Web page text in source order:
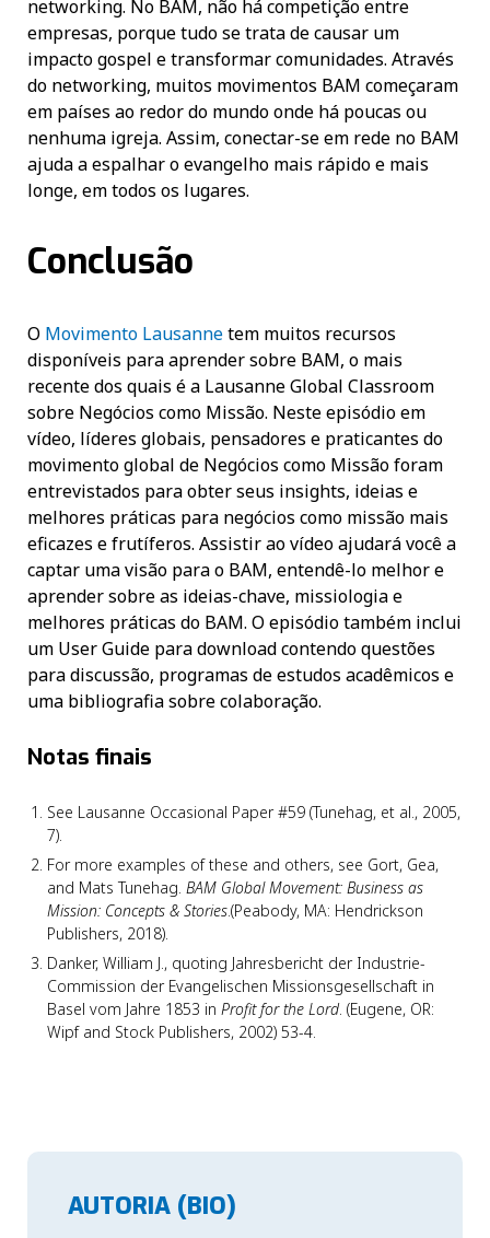
networking. No BAM, não há competição entre
empresas, porque tudo se trata de causar um
impacto gospel e transformar comunidades. Através
do networking, muitos movimentos BAM começaram
em países ao redor do mundo onde há poucas ou
nenhuma igreja. Assim, conectar-se em rede no BAM
ajuda a espalhar o evangelho mais rápido e mais
longe, em todos os lugares.
Conclusão
O Movimento Lausannetem muitos recursos
disponíveis para aprender sobre BAM, o mais
recente dos quais é a Lausanne Global Classroom
sobre Negócios como Missão. Neste episódio em
vídeo, líderes globais, pensadores e praticantes do
movimento global de Negócios como Missão foram
entrevistados para obter seus insights, ideias e
melhores práticas para negócios como missão mais
eficazes e frutíferos. Assistir ao vídeo ajudará você a
captar uma visão para o BAM, entendê-lo melhor e
aprender sobre as ideias-chave, missiologia e
melhores práticas do BAM. O episódio também inclui
um User Guide para download contendo questões
para discussão, programas de estudos acadêmicos e
uma bibliografia sobre colaboração.
Notas finais
See Lausanne Occasional Paper #59 (Tunehag, et al., 2005,
7).
For more examples of these and others, see Gort, Gea,
and Mats Tunehag. BAM Global Movement: Business as
Mission: Concepts & Stories.(Peabody, MA: Hendrickson
Publishers, 2018).
Danker, William J., quoting Jahresbericht der Industrie-
Commission der Evangelischen Missionsgesellschaft in
Basel vom Jahre 1853 in Profit for the Lord. (Eugene, OR:
Wipf and Stock Publishers, 2002) 53-4.
AUTORIA (BIO)